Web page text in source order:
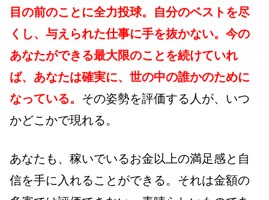
目の前のことに全力投球。自分のベストを尽
くし、与えられた仕事に手を抜かない。今の
あなたができる最大限のことを続けていれ
ば、あなたは確実に、世の中の誰かのために
なっている。 その姿勢を評価する人が、いつ
かどこかで現れる。
あなたも、稼いでいるお金以上の満足感と自
信を手に入れることができる。それは金額の